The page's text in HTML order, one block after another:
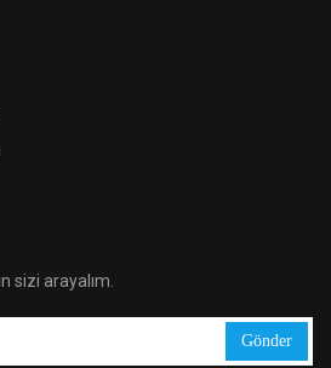
sizi arayalım.
Gönder